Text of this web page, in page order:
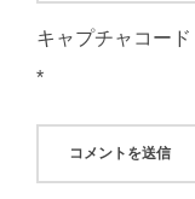
キャプチャコード
*